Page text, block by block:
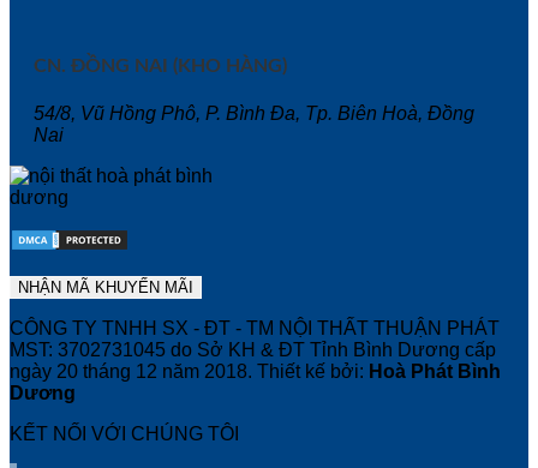
CN. ĐỒNG NAI (KHO HÀNG)
54/8, Vũ Hồng Phô, P. Bình Đa, Tp. Biên Hoà, Đồng
Nai
CÔNG TY TNHH SX - ĐT - TM NỘI THẤT THUẬN PHÁT
MST: 3702731045 do Sở KH & ĐT Tỉnh Bình Dương cấp
ngày 20 tháng 12 năm 2018. Thiết kế bởi: Hoà Phát Bình
Dương
KẾT NỐI VỚI CHÚNG TÔI